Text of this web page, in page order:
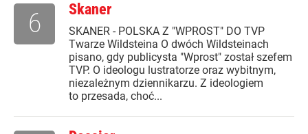
Skaner
SKANER - POLSKA Z "WPROST" DO TVP
Twarze Wildsteina O dwóch Wildsteinach
pisano, gdy publicysta "Wprost" został szefem
TVP. O ideologu lustratorze oraz wybitnym,
niezależnym dziennikarzu. Z ideologiem
to przesada, choć...
6